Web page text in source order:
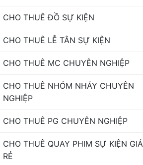
CHO THUÊ ĐỒ SỰ KIỆN
CHO THUÊ LỄ TÂN SỰ KIỆN
CHO THUÊ MC CHUYÊN NGHIỆP
CHO THUÊ NHÓM NHẢY CHUYÊN
NGHIỆP
CHO THUÊ PG CHUYÊN NGHIỆP
CHO THUÊ QUAY PHIM SỰ KIỆN GIÁ
RẺ